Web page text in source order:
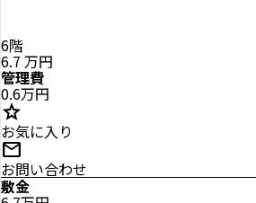
6階
6.7 万円
管理費
0.6万円
star
お気に入り
mail
お問い合わせ
敷金